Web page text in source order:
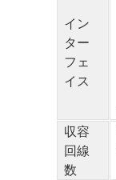
イン
ター
フェ
イス
収容
回線
数